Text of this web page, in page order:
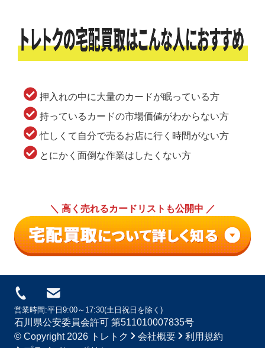
押入れの中に大量のカードが眠っている方
持っているカードの市場価値がわからない方
忙しくて自分で売るお店に行く時間がない方
とにかく面倒な作業はしたくない方
＼ 高く売れるカードリストも公開中 ／
営業時間:平日9:00～17:30(土日祝日を除く)
石川県公安委員会許可 第511010007835号
© Copyright 2026 トレトク 会社概要
利用規約